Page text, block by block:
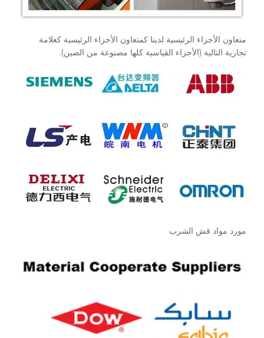
متعاون الأجزاء الرئيسية لدينا كمتعاون الأجزاء الرئيسية كعلامة
تجارية التالية (الأجزاء القياسية كلها مصنوعة من الصين).
مورد مواد قش الشرب